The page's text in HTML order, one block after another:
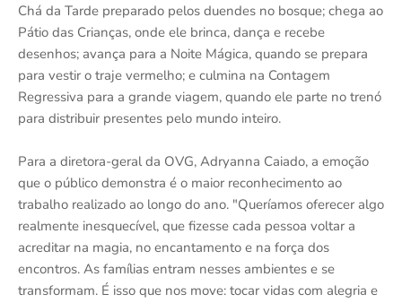
Chá da Tarde preparado pelos duendes no bosque; chega ao
Pátio das Crianças, onde ele brinca, dança e recebe
desenhos; avança para a Noite Mágica, quando se prepara
para vestir o traje vermelho; e culmina na Contagem
Regressiva para a grande viagem, quando ele parte no trenó
para distribuir presentes pelo mundo inteiro.
Para a diretora-geral da OVG, Adryanna Caiado, a emoção
que o público demonstra é o maior reconhecimento ao
trabalho realizado ao longo do ano. "Queríamos oferecer algo
realmente inesquecível, que fizesse cada pessoa voltar a
acreditar na magia, no encantamento e na força dos
encontros. As famílias entram nesses ambientes e se
transformam. É isso que nos move: tocar vidas com alegria e